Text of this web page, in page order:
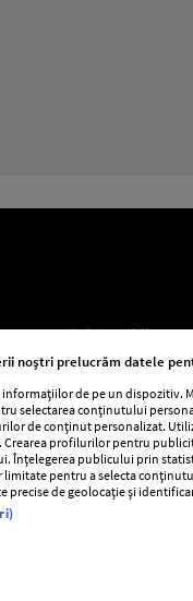
Termeni si conditii
femei Viva
nr. 821/25.09.2025.
minorilor.
SRL
noștri prelucrăm datele
informațiilor de pe un dispozitiv.
selectarea conținutului
de conținut personalizat.
profilurilor pentru
Înțelegerea publicului prin
pentru a selecta
precise de geolocație și